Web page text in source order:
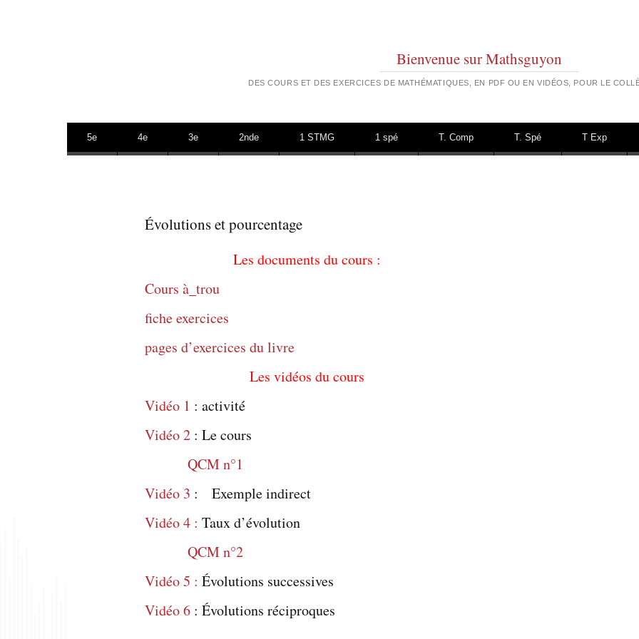
Bienvenue sur Mathsguyon
DES COURS ET DES EXERCICES DE MATHÉMATIQUES, EN PDF OU EN VIDÉOS, POUR LE
Aller au contenu
5e 4e 3e 2nde 1 STMG 1 spé T. Comp T. Spé T Exp
Évolutions et pourcentage
Les documents du cours :
Cours à_trou
fiche exercices
pages d’exercices du livre
Les vidéos du cours
Vidéo 1 : activité
Vidéo 2 : Le cours
QCM n°1
Vidéo 3 : Exemple indirect
Vidéo 4 :Taux d’évolution
QCM n°2
Vidéo 5 : Évolutions successives
Vidéo 6 : Évolutions réciproques